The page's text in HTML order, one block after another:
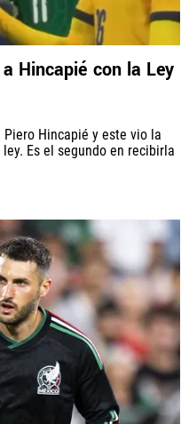
presentadas en esta página
de juego en la página y en el
en nuestras evaluaciones.
Hincapié con la Ley
Hincapié y este vio la
Es el segundo en recibirla